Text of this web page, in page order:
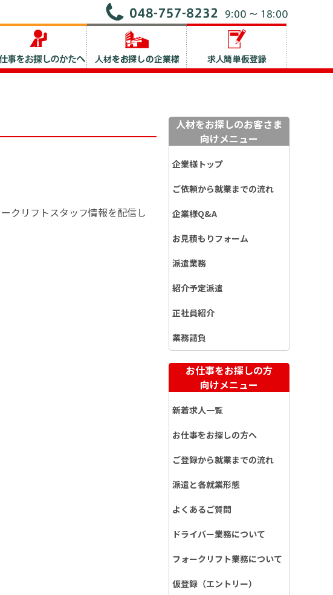
クリフトスタッフ情報を配信し
人材をお探しのお客さま
向けメニュー
企業様トップ
ご依頼から就業までの流れ
企業様Q&A
お見積もりフォーム
派遣業務
紹介予定派遣
正社員紹介
業務請負
お仕事をお探しの方
向けメニュー
新着求人一覧
お仕事をお探しの方へ
ご登録から就業までの流れ
派遣と各就業形態
よくあるご質問
ドライバー業務について
フォークリフト業務について
仮登録（エントリー）